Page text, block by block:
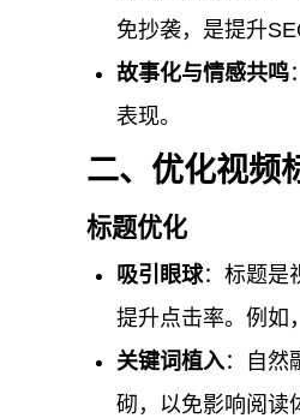
免抄袭，是提升
故事化与情感共鸣
表现。
二、优化视频
标题优化
吸引眼球：标题是
提升点击率。例如
关键词植入：自然
砌，以免影响阅读